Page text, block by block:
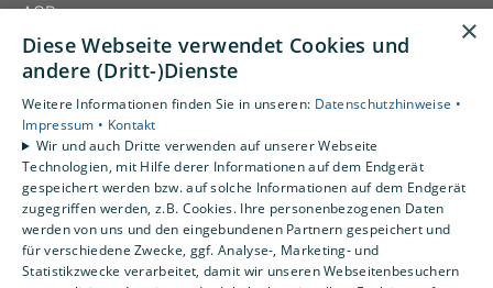
AGB
Unsere Bereiche
Gewerbekunden
Karriere
Unternehmen
Kontakt
×
Diese Webseite verwendet Cookies und
andere (Dritt-)Dienste
Weitere Informationen finden Sie in unseren: Datenschutzhinweise •
Impressum • Kontakt
Wir und auch Dritte verwenden auf unserer Webseite
Technologien, mit Hilfe derer Informationen auf dem Endgerät
gespeichert werden bzw. auf solche Informationen auf dem Endgerät
zugegriffen werden, z.B. Cookies. Ihre personenbezogenen Daten
werden von uns und den eingebundenen Partnern gespeichert und
für verschiedene Zwecke, ggf. Analyse-, Marketing- und
Statistikzwecke verarbeitet, damit wir unseren Webseitenbesuchern